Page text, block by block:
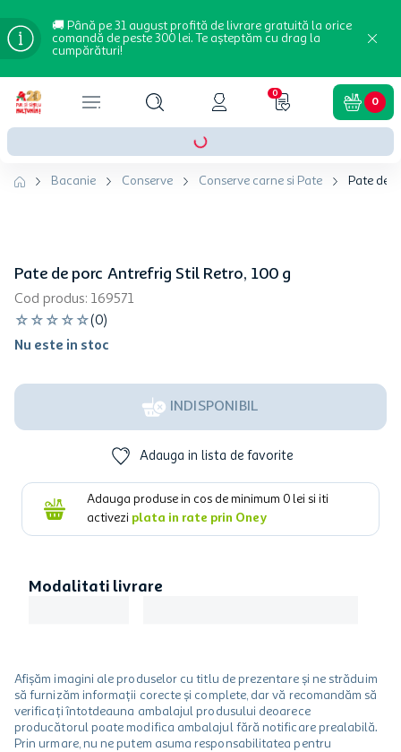
🚚 Până pe 31 august profită de livrare gratuită la orice
comandă de peste 300 lei. Te așteptăm cu drag la
cumpărături!
0
0
Bacanie Conserve Conserve carne si Pate Pate de
Pate de porc Antrefrig Stil Retro, 100 g
Cod produs: 169571
☆ ☆ ☆ ☆ ☆(0)
Nu este in stoc
INDISPONIBIL
Adauga in lista de favorite
Adauga produse in cos de minimum 0 lei si iti
activezi plata in rate prin Oney
Modalitati livrare
Afișăm imagini ale produselor cu titlu de prezentare și ne străduim
să furnizăm informații corecte și complete, dar vă recomandăm să
verificați întotdeauna ambalajul produsului deoarece
producătorul poate modifica ambalajul fără notificare prealabilă.
Prin urmare, nu ne putem asuma responsabilitatea pentru